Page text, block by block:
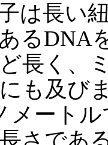
は長い
るDNA
長く、
も及び
メート
さであ